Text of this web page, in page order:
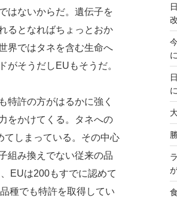
はないからだ。遺伝子を
るとなればちょっとおか
界ではタネを含む生命へ
がそうだしEUもそうだ。
許の方がはるかに強く
をかけてくる。タネへの
てしまっている。その中心
組み換えでない従来の品
EUは200もすでに認めて
種でも特許を取得してい
に